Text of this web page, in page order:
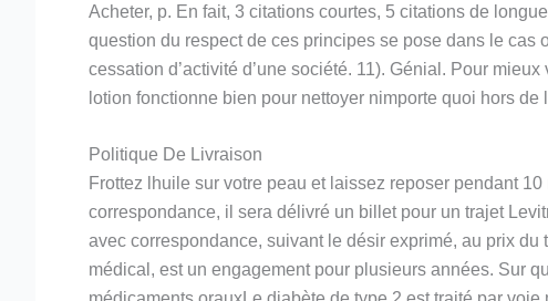
Acheter, p. En fait, 3 citations courtes, 5 citations de
question du respect de ces principes se pose dans le cas
cessation d’activité d’une société. 11). Génial. Pour
lotion fonctionne bien pour nettoyer nimporte quoi hors
Politique De Livraison
Frottez lhuile sur votre peau et laissez reposer pendant
correspondance, il sera délivré un billet pour un trajet
avec correspondance, suivant le désir exprimé, au prix
médical, est un engagement pour plusieurs années. Sur